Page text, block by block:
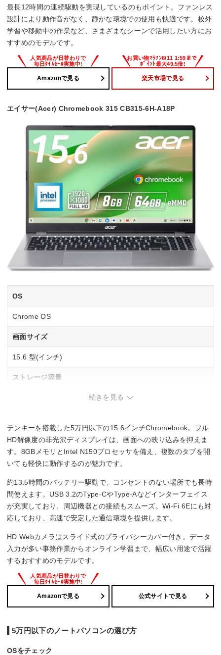
最長12時間の連続駆動を実現しているのもポイント。ファンレス
設計により動作音がなく、静かな環境での使用も快適です。校外
学習や移動中の作業など、さまざまなシーンで活用したい方にお
すすめのモデルです。
Amazonで見る 楽天市場で見る
エイサー(Acer) Chromebook 315 CB315-6H-A18P
OS
Chrome OS
画面サイズ
15.6 型(インチ)
ストレージ容量
標準8GB(オンボード)/最大8GB[増設・交換不可]
インターフェース
HDMIx1
Office詳細
続きを見る
テンキーを搭載した5万円以下の15.6インチChromebook。フル
HD解像度の非光沢ディスプレイは、画面への映り込みを抑えま
す。8GBメモリとIntel N150プロセッサを備え、複数のタブを開
いても軽快に動作するのが魅力です。
約13.5時間のバッテリー駆動で、コンセントのない場所でも長時
間使えます。USB 3.2のType-CやType-Aなどインターフェイス
が充実しており、周辺機器との接続もスムーズ。Wi-Fi 6Eにも対
応しており、高速で安定した通信環境を提供します。
HD Webカメラはスライド式のプライバシーカバー付き。データ
入力が多い事務作業からオンライン学習まで、幅広い用途で活躍
するおすすめのモデルです。
Amazonで見る 公式サイトで見る
5万円以下のノートパソコンの選び方
OSをチェック